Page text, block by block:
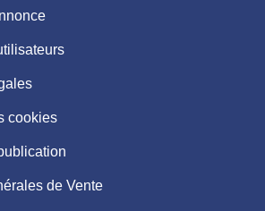
cookies
de Vente